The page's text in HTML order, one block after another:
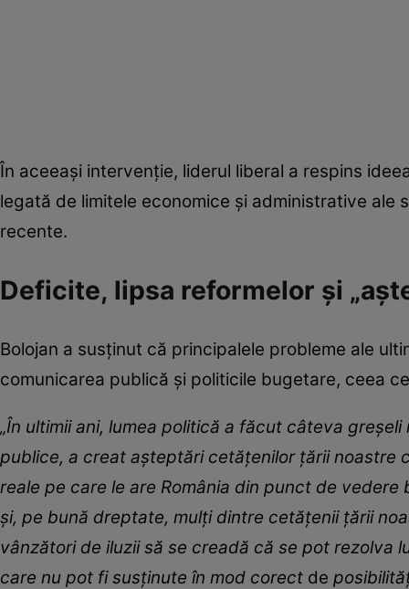
În aceeași intervenție, liderul liberal a respins
legată de limitele economice și administrative
recente.
Deficite, lipsa reformelor și
Bolojan a susținut că principalele probleme ale
comunicarea publică și politicile bugetare, ceea
„În ultimii ani, lumea politică a făcut câteva
publice, a creat aşteptări cetăţenilor ţării noastre
reale pe care le are România din punct de
şi, pe bună dreptate, mulţi dintre cetăţenii ţării
vânzători de iluzii să se creadă că se pot rezolva
care nu pot fi susţinute în mod corect de